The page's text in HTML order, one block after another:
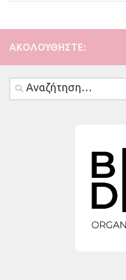
ΑΚΟΛΟΥΘΉΣΤΕ:
Αναζήτηση
για: